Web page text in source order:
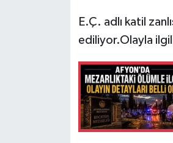
E.Ç. adlı katil
ediliyor.Olayla